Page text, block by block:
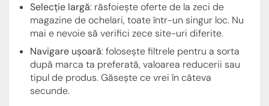
Selecție largă: răsfoiește oferte de la zeci de
magazine de ochelari, toate într-un singur loc. Nu
mai e nevoie să verifici zece site-uri diferite.
Navigare ușoară: folosește filtrele pentru a sorta
după marca ta preferată, valoarea reducerii sau
tipul de produs. Găsește ce vrei în câteva
secunde.